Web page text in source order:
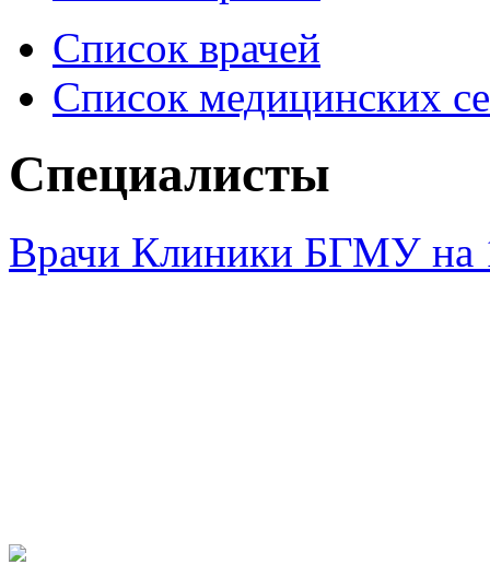
Список врачей
Список медицинских
Специалисты
Врачи Клиники БГМУ на